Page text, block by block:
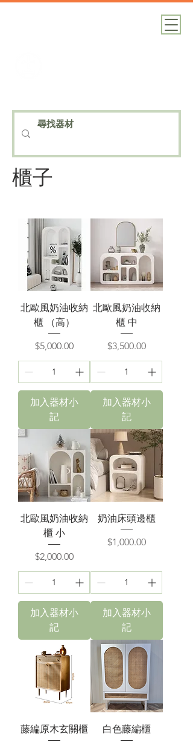
​櫃子
北歐風奶油收納
櫃 （高）
價格
$5,000.00
加入器材小
記
北歐風奶油收納
櫃 中
價格
$3,500.00
加入器材小
記
北歐風奶油收納
櫃 小
價格
$2,000.00
加入器材小
記
奶油床頭邊櫃
價格
$1,000.00
加入器材小
記
藤編原木玄關櫃
白色藤編櫃